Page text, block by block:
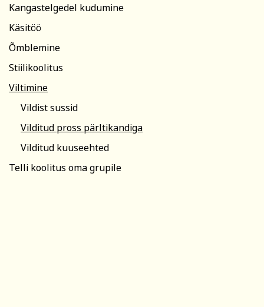
Kangastelgedel kudumine
Käsitöö
Õmblemine
Stiilikoolitus
Viltimine
Vildist sussid
Vilditud pross pärltikandiga
Vilditud kuuseehted
Telli koolitus oma grupile